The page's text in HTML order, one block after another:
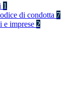
1
di condotta 7
e imprese 2